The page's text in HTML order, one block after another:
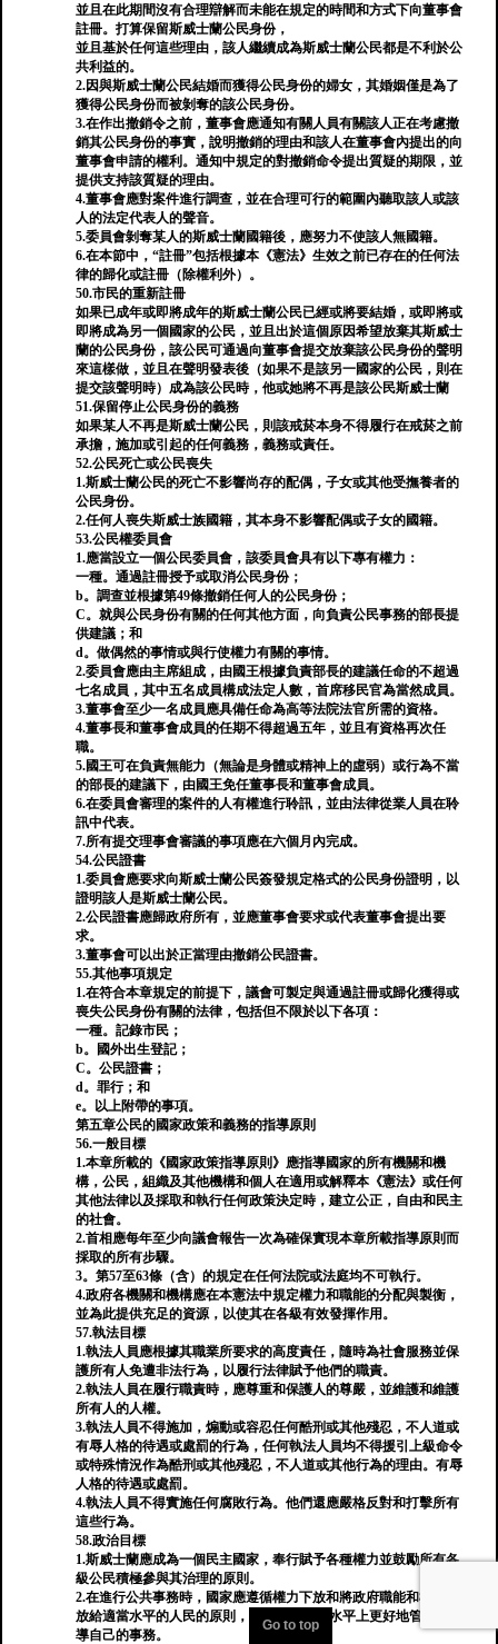
並且在此期間沒有合理辯解而未能在規定的時間和方式下向董事會
註冊。打算保留斯威士蘭公民身份，
並且基於任何這些理由，該人繼續成為斯威士蘭公民都是不利於公
共利益的。
2.因與斯威士蘭公民結婚而獲得公民身份的婦女，其婚姻僅是為了
獲得公民身份而被剝奪的該公民身份。
3.在作出撤銷令之前，董事會應通知有關人員有關該人正在考慮撤
銷其公民身份的事實，說明撤銷的理由和該人在董事會內提出的向
董事會申請的權利。通知中規定的對撤銷命令提出質疑的期限，並
提供支持該質疑的理由。
4.董事會應對案件進行調查，並在合理可行的範圍內聽取該人或該
人的法定代表人的聲音。
5.委員會剝奪某人的斯威士蘭國籍後，應努力不使該人無國籍。
6.在本節中，“註冊”包括根據本《憲法》生效之前已存在的任何法
律的歸化或註冊（除權利外）。
50.市民的重新註冊
如果已成年或即將成年的斯威士蘭公民已經或將要結婚，或即將或
即將成為另一個國家的公民，並且出於這個原因希望放棄其斯威士
蘭的公民身份，該公民可通過向董事會提交放棄該公民身份的聲明
來這樣做，並且在聲明發表後（如果不是該另一國家的公民，則在
提交該聲明時）成為該公民時，他或她將不再是該公民斯威士蘭
51.保留停止公民身份的義務
如果某人不再是斯威士蘭公民，則該戒菸本身不得履行在戒菸之前
承擔，施加或引起的任何義務，義務或責任。
52.公民死亡或公民喪失
1.斯威士蘭公民的死亡不影響尚存的配偶，子女或其他受撫養者的
公民身份。
2.任何人喪失斯威士族國籍，其本身不影響配偶或子女的國籍。
53.公民權委員會
1.應當設立一個公民委員會，該委員會具有以下專有權力：
一種。通過註冊授予或取消公民身份；
b。調查並根據第49條撤銷任何人的公民身份；
C。就與公民身份有關的任何其他方面，向負責公民事務的部長提
供建議；和
d。做偶然的事情或與行使權力有關的事情。
2.委員會應由主席組成，由國王根據負責部長的建議任命的不超過
七名成員，其中五名成員構成法定人數，首席移民官為當然成員。
3.董事會至少一名成員應具備任命為高等法院法官所需的資格。
4.董事長和董事會成員的任期不得超過五年，並且有資格再次任
職。
5.國王可在負責無能力（無論是身體或精神上的虛弱）或行為不當
的部長的建議下，由國王免任董事長和董事會成員。
6.在委員會審理的案件的人有權進行聆訊，並由法律從業人員在聆
訊中代表。
7.所有提交理事會審議的事項應在六個月內完成。
54.公民證書
1.委員會應要求向斯威士蘭公民簽發規定格式的公民身份證明，以
證明該人是斯威士蘭公民。
2.公民證書應歸政府所有，並應董事會要求或代表董事會提出要
求。
3.董事會可以出於正當理由撤銷公民證書。
55.其他事項規定
1.在符合本章規定的前提下，議會可製定與通過註冊或歸化獲得或
喪失公民身份有關的法律，包括但不限於以下各項：
一種。記錄市民；
b。國外出生登記；
C。公民證書；
d。罪行；和
e。以上附帶的事項。
第五章公民的國家政策和義務的指導原則
56.一般目標
1.本章所載的《國家政策指導原則》應指導國家的所有機關和機
構，公民，組織及其他機構和個人在適用或解釋本《憲法》或任何
其他法律以及採取和執行任何政策決定時，建立公正，自由和民主
的社會。
2.首相應每年至少向議會報告一次為確保實現本章所載指導原則而
採取的所有步驟。
3。第57至63條（含）的規定在任何法院或法庭均不可執行。
4.政府各機關和機構應在本憲法中規定權力和職能的分配與製衡，
並為此提供充足的資源，以使其在各級有效發揮作用。
57.執法目標
1.執法人員應根據其職業所要求的高度責任，隨時為社會服務並保
護所有人免遭非法行為，以履行法律賦予他們的職責。
2.執法人員在履行職責時，應尊重和保護人的尊嚴，並維護和維護
所有人的人權。
3.執法人員不得施加，煽動或容忍任何酷刑或其他殘忍，不人道或
有辱人格的待遇或處罰的行為，任何執法人員均不得援引上級命令
或特殊情況作為酷刑或其他殘忍，不人道或其他行為的理由。有辱
人格的待遇或處罰。
4.執法人員不得實施任何腐敗行為。他們還應嚴格反對和打擊所有
這些行為。
58.政治目標
1.斯威士蘭應成為一個民主國家，奉行賦予各種權力並鼓勵所有各
級公民積極參與其治理的原則。
2.在進行公共事務時，國家應遵循權力下放和將政府職能和權力下
放給適當水平的人民的原則，人民可以在此水平上更好地管理和指
導自己的事務。
Go to top